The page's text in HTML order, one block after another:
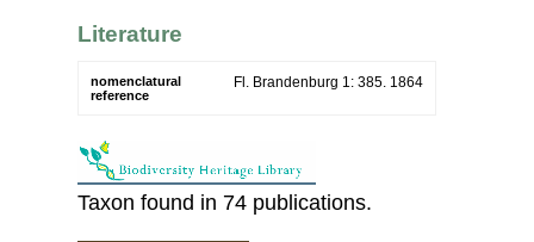
Literature
nomenclatural
reference
Fl. Brandenburg 1: 385. 1864
Taxon found in 74 publications.